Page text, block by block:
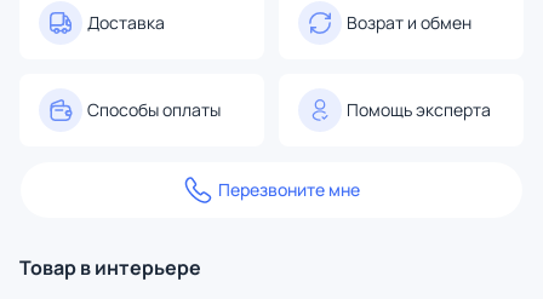
Доставка Возрат и обмен
Способы оплаты Помощь эксперта
Перезвоните мне
Товар в интерьере